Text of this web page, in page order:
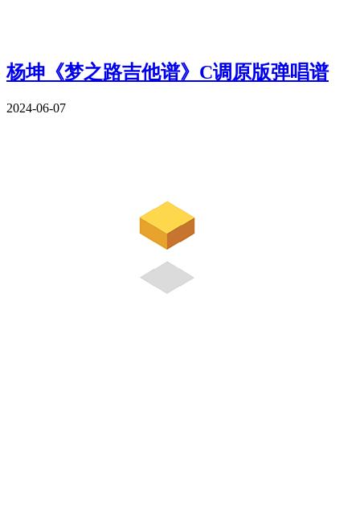
杨坤《梦之路吉他谱》C调原版弹唱谱
2024-06-07